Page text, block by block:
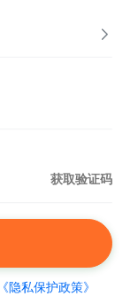
获取验证码
《隐私保护政策》